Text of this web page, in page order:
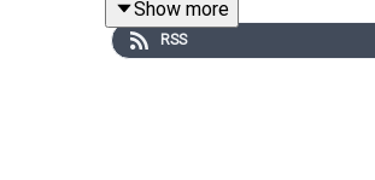
📨 Retrouvez Amour Jungle sur
Show more
RSS